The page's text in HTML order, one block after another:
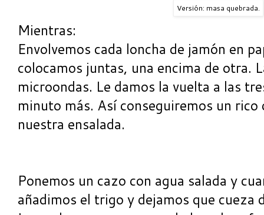
Versión: masa quebrada.
Mientras:
Envolvemos cada loncha de jamón en
colocamos juntas, una encima de otra.
microondas. Le damos la vuelta a las
minuto más. Así conseguiremos un
nuestra ensalada.
Ponemos un cazo con agua salada y
añadimos el trigo y dejamos que